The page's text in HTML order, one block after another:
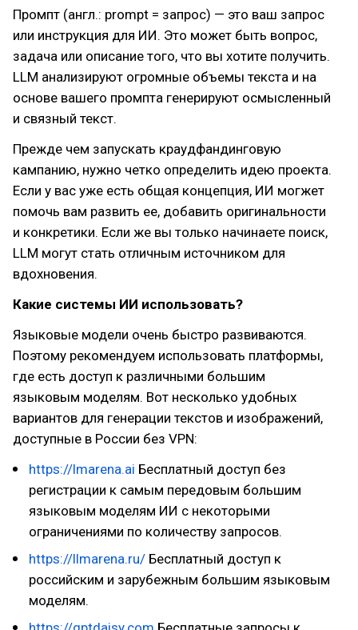
Промпт (англ.: prompt = запрос) — это ваш запрос
или инструкция для ИИ. Это может быть вопрос,
задача или описание того, что вы хотите получить.
LLM анализируют огромные объемы текста и на
основе вашего промпта генерируют осмысленный
и связный текст.
Прежде чем запускать краудфандинговую
кампанию, нужно четко определить идею проекта.
Если у вас уже есть общая концепция, ИИ могжет
помочь вам развить ее, добавить оригинальности
и конкретики. Если же вы только начинаете поиск,
LLM могут стать отличным источником для
вдохновения.
Какие системы ИИ использовать?
Языковые модели очень быстро развиваются.
Поэтому рекомендуем использовать платформы,
где есть доступ к различными большим
языковым моделям. Вот несколько удобных
вариантов для генерации текстов и изображений,
доступные в России без VPN:
https://lmarena.ai Бесплатный доступ без
регистрации к самым передовым большим
языковым моделям ИИ с некоторыми
ограничениями по количеству запросов.
https://llmarena.ru/ Бесплатный доступ к
российским и зарубежным большим языковым
моделям.